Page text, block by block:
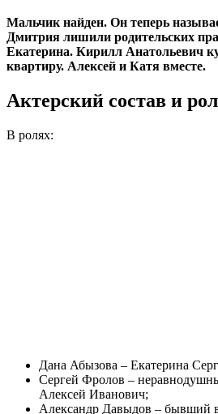
Мальчик найден. Он теперь
Дмитрия лишили родительских
Екатерина. Кирилл Анатольевич
квартиру. Алексей и Катя вместе.
Актерский состав и
В ролях:
Дана Абызова – Екатерина
Сергей Фролов –
Алексей Иванович;
Александр Давыдов – бывший